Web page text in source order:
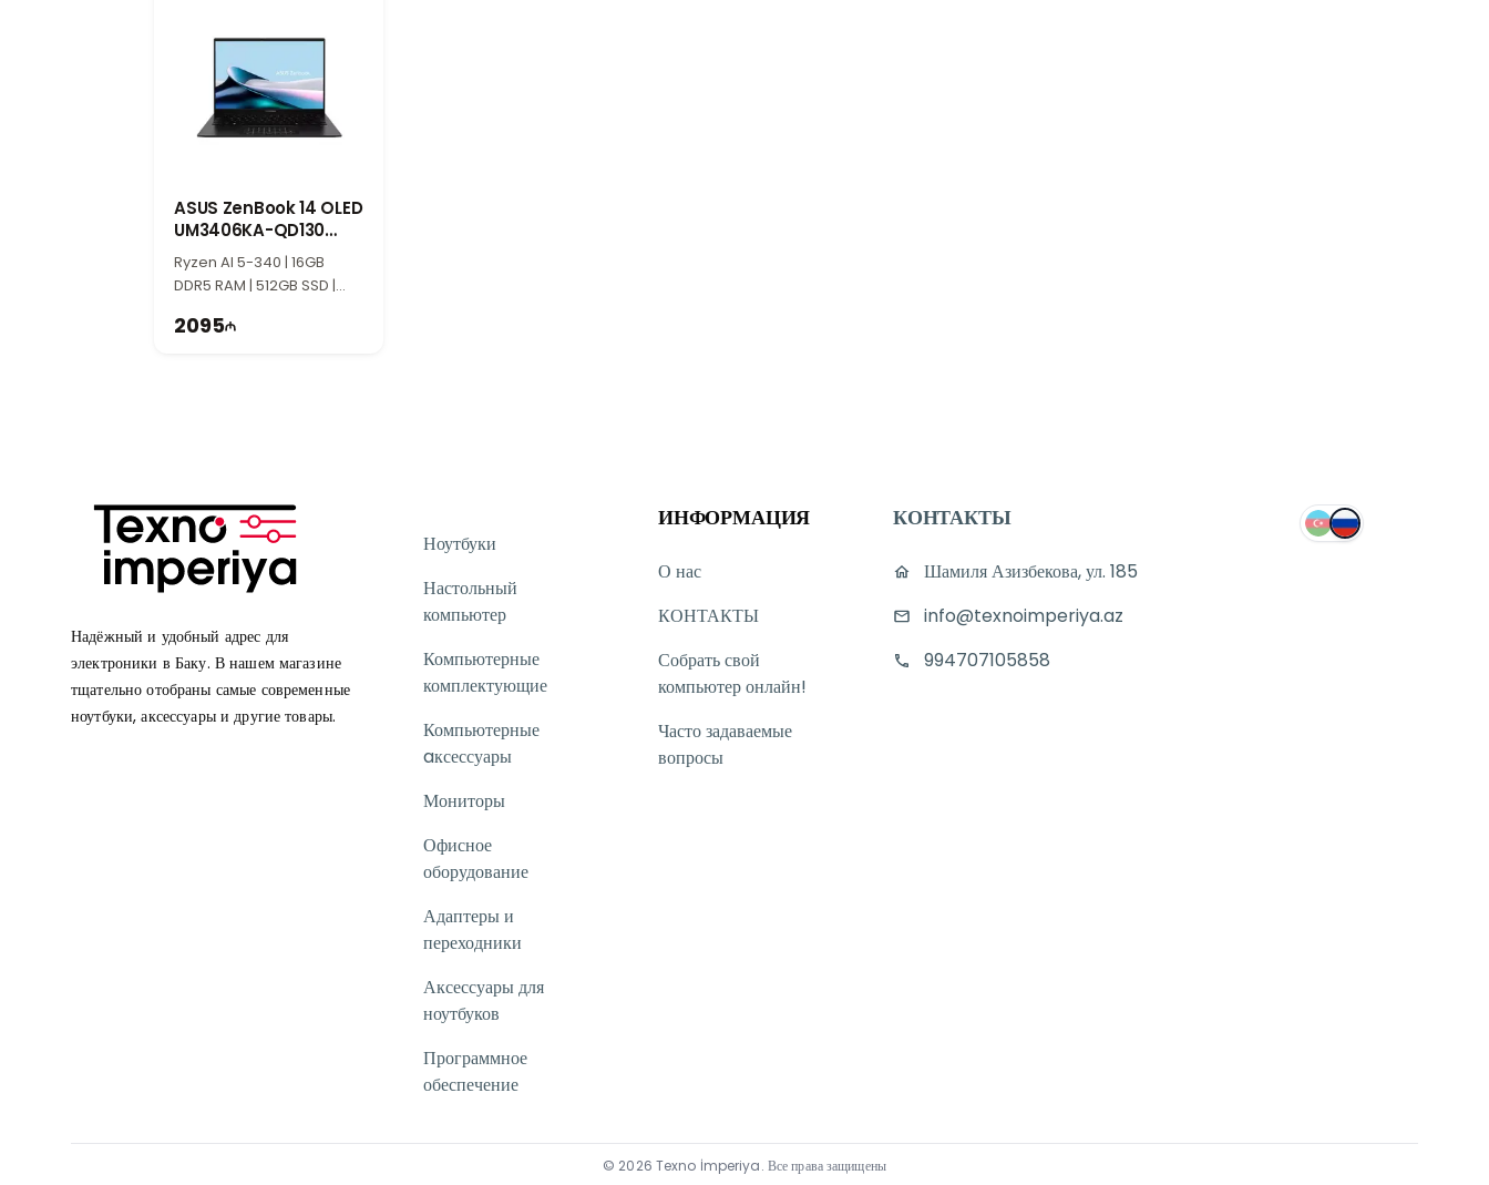
ASUS ZenBook 14 OLED
UM3406KA-QD130
90NB14U1-M007L0
Ryzen AI 5-340 | 16GB
DDR5 RAM | 512GB SSD |
60Hz
2095
Надёжный и удобный адрес для
электроники в Баку. В нашем магазине
тщательно отобраны самые современные
ноутбуки, аксессуары и другие товары.
Ноутбуки
Настольный
компьютер
Компьютерные
комплектующие
Компьютерные
aксессуары
Мониторы
Офисное
оборудование
Адаптеры и
переходники
Аксессуары для
ноутбуков
Программное
обеспечение
ИНФОРМАЦИЯ
О нас
КОНТАКТЫ
Собрать свой
компьютер онлайн!
Часто задаваемые
вопросы
КОНТАКТЫ
Шамиля Азизбекова, ул. 185
info@texnoimperiya.az
994707105858
© 2026 Texno İmperiya. Все права защищены